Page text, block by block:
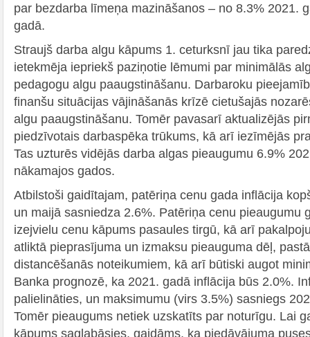
par bezdarba līmeņa mazināšanos – no 8.3% 2021.
gadā.
Straujš darba algu kāpums 1. ceturksnī jau tika
ietekmēja iepriekš paziņotie lēmumi par minimālās
pedagogu algu paaugstināšanu. Darbaroku
finanšu situācijas vājināšanās krīzē cietušajās
algu paaugstināšanu. Tomēr pavasarī aktualizējās
piedzīvotais darbaspēka trūkums, kā arī iezīmējās
Tas uzturēs vidējās darba algas pieaugumu 6.9%
nākamajos gados.
Atbilstoši gaidītajam, patēriņa cenu gada inflācija
un maijā sasniedza 2.6%. Patēriņa cenu pieaugumu
izejvielu cenu kāpums pasaules tirgū, kā arī
atliktā pieprasījuma un izmaksu pieauguma dēļ,
distancēšanās noteikumiem, kā arī būtiski augot
Banka prognozē, ka 2021. gadā inflācija būs 2.0%.
palielināties, un maksimumu (virs 3.5%) sasniegs
Tomēr pieaugums netiek uzskatīts par noturīgu. Lai
kāpums saglabāsies, gaidāms, ka piedāvājuma